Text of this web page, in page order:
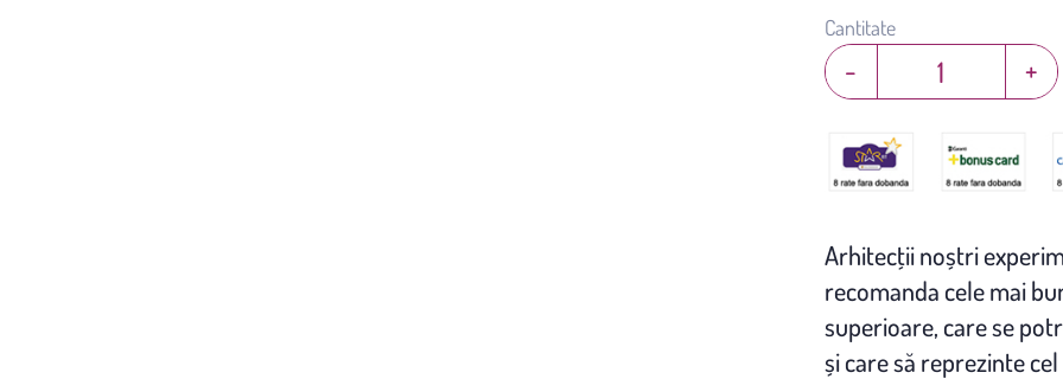
Cantitate
+
-
Arhitecţii noștri
recomanda cele mai
superioare, care se
și care să reprezinte